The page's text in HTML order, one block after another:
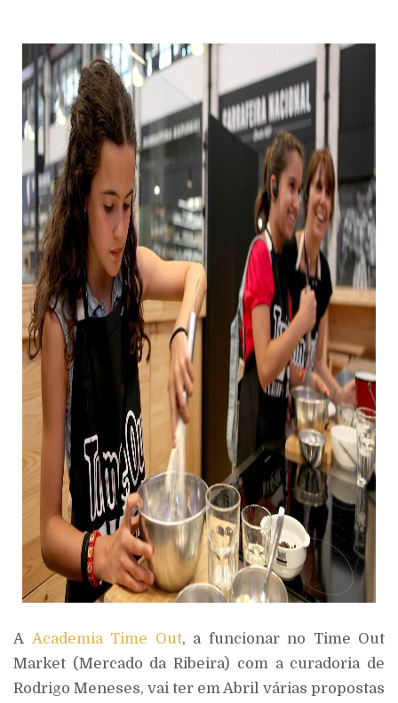
A Academia Time Out, a funcionar no Time Out
Market (Mercado da Ribeira) com a curadoria de
Rodrigo Meneses, vai ter em Abril várias propostas